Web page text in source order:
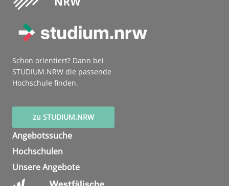
Schon orientiert? Dann bei
STUDIUM.NRW die passende
Hochschule finden.
zu STUDIUM.NRW
Angebotssuche
Hochschulen
Unsere Angebote